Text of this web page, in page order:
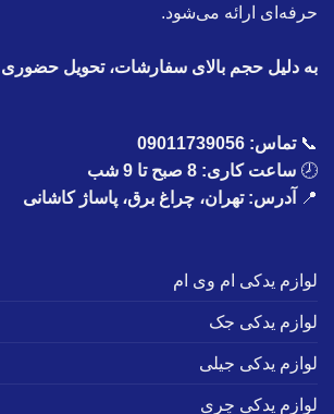
حرفه‌ای ارائه می‌شود.
به دلیل حجم بالای سفارشات، تحویل حضوری
📞تماس: 09011739056
🕗 ساعت کاری: 8 صبح تا 9 شب
📍
آدرس: تهران، چراغ برق، پاساژ کاشانی
لوازم یدکی ام وی ام
لوازم یدکی جک
لوازم یدکی جیلی
لوازم یدکی چری